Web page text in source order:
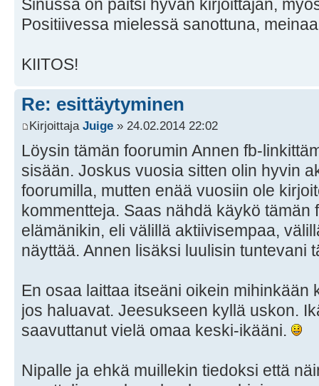
Sinussa on paitsi hyvän kirjoittajan,
Positiivessa mielessä sanottuna,
KIITOS!
Re: esittäytyminen
Kirjoittaja Juige » 24.02.2014 22:02
Löysin tämän foorumin Annen fb-
sisään. Joskus vuosia sitten olin hyvin
foorumilla, mutten enää vuosiin ole
kommentteja. Saas nähdä käykö tämän
elämänikin, eli välillä aktiivisempaa,
näyttää. Annen lisäksi luulisin tuntevani
En osaa laittaa itseäni oikein mihinkään
jos haluavat. Jeesukseen kyllä uskon.
saavuttanut vielä omaa keski-ikääni.
Nipalle ja ehkä muillekin tiedoksi että